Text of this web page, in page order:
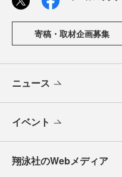
寄稿・取材企画募集
ニュース
イベント
翔泳社のWebメディア